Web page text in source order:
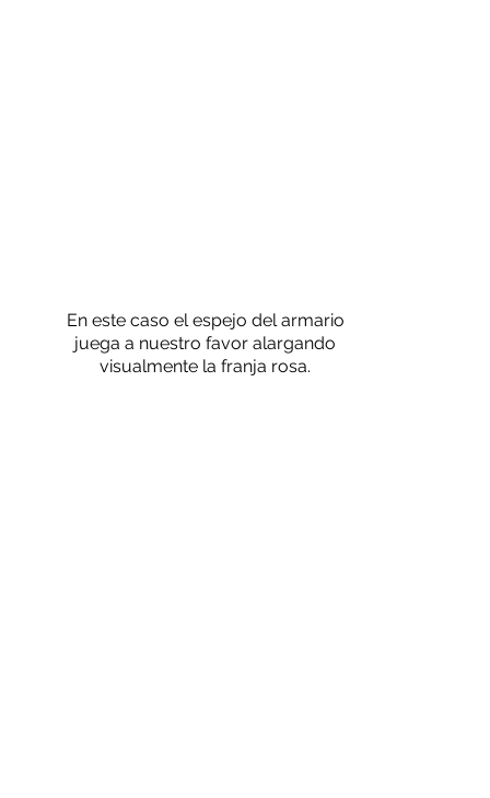
En este caso el espejo del armario
juega a nuestro favor alargando
visualmente la franja rosa.